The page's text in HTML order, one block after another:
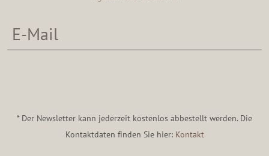
* Der Newsletter kann jederzeit kostenlos abbestellt werden. Die
Kontaktdaten finden Sie hier: Kontakt